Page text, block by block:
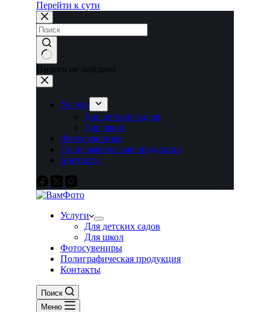
Перейти к сути
Ничего не найдено
Услуги
Для детских садов
Для школ
Фотосувениры
Полиграфическая продукция
Контакты
Услуги
Для детских садов
Для школ
Фотосувениры
Полиграфическая продукция
Контакты
Поиск
Меню